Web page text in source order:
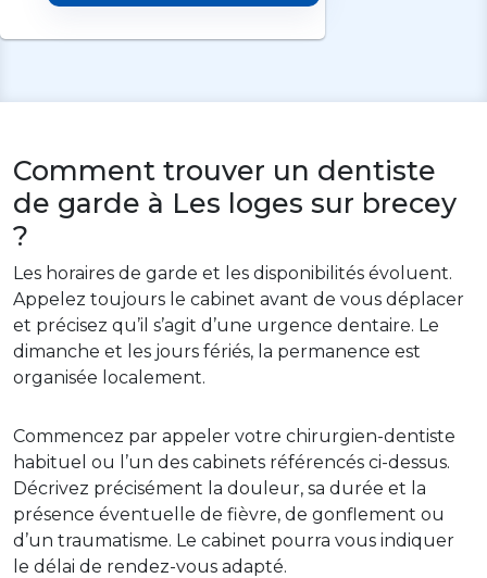
Comment trouver un dentiste
de garde à Les loges sur brecey
?
Les horaires de garde et les disponibilités évoluent.
Appelez toujours le cabinet avant de vous déplacer
et précisez qu’il s’agit d’une urgence dentaire. Le
dimanche et les jours fériés, la permanence est
organisée localement.
Commencez par appeler votre chirurgien-dentiste
habituel ou l’un des cabinets référencés ci-dessus.
Décrivez précisément la douleur, sa durée et la
présence éventuelle de fièvre, de gonflement ou
d’un traumatisme. Le cabinet pourra vous indiquer
le délai de rendez-vous adapté.